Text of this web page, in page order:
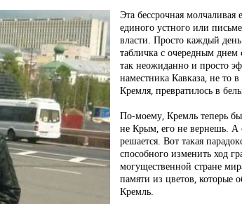
Эта бессрочная
единого устного или
власти. Просто каждый
табличка с очередным
так неожиданно и просто
наместника Кавказа, не то
Кремля, превратилось в
По-моему, Кремль теперь
не Крым, его не вернешь. А
решается. Вот такая
способного изменить ход
могущественной стране
памяти из цветов, которые
Кремль.